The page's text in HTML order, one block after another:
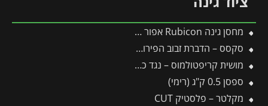
מחסן גינה Rubicon אפור כהה 1.9X3.8 מבית פלרם – קנופיה
סקסס – הדברת זבוב הפירות + זבוב הזית – 100 מ"ל
מושית קריפטולמוס – נגד כנימות קמחיות
ספסן 0.5 ק"ג (רימי)
מקלטר – פלסטיק CUT